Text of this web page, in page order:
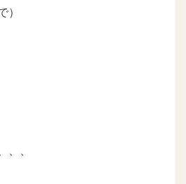
）
、、